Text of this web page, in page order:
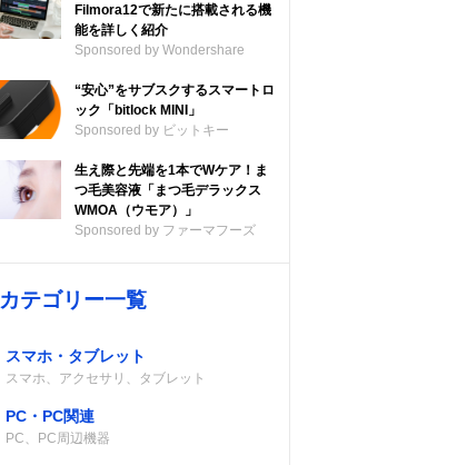
Filmora12で新たに搭載される機
能を詳しく紹介
Sponsored by Wondershare
“安心”をサブスクするスマートロ
ック「bitlock MINI」
Sponsored by ビットキー
生え際と先端を1本でWケア！ま
つ毛美容液「まつ毛デラックス
WMOA（ウモア）」
Sponsored by ファーマフーズ
カテゴリー一覧
スマホ・タブレット
スマホ、アクセサリ、タブレット
PC・PC関連
PC、PC周辺機器